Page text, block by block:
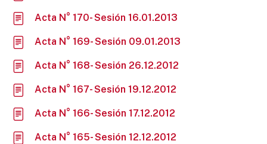
Acta N° 170- Sesión 16.01.2013
Acta N° 169- Sesión 09.01.2013
Acta N° 168- Sesión 26.12.2012
Acta N° 167- Sesión 19.12.2012
Acta N° 166- Sesión 17.12.2012
Acta N° 165- Sesión 12.12.2012